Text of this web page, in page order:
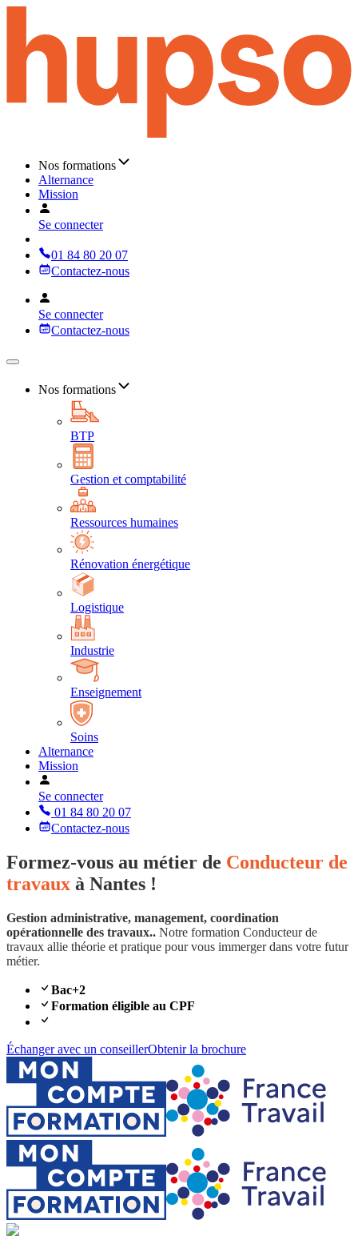
Nos formations
Alternance
Mission
Se connecter
01 84 80 20 07
Contactez-nous
Se connecter
Contactez-nous
Nos formations
BTP
Gestion et comptabilité
Ressources humaines
Rénovation énergétique
Logistique
Industrie
Enseignement
Soins
Alternance
Mission
Se connecter
01 84 80 20 07
Contactez-nous
Formez-vous au métier de Conducteur de
travaux à Nantes !
Gestion administrative, management, coordination
opérationnelle des travaux.. Notre formation Conducteur de
travaux allie théorie et pratique pour vous immerger dans votre futur
métier.
Bac+2
Formation éligible au CPF
Échanger avec un conseillerObtenir la brochure